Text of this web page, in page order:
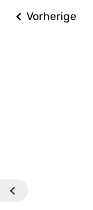
Vorherige